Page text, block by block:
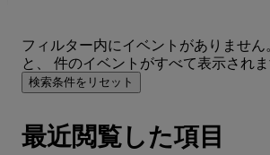
フィルター内にイベントがありません
と、 件のイベントがすべて表示されま
検索条件をリセット
最近閲覧した項目